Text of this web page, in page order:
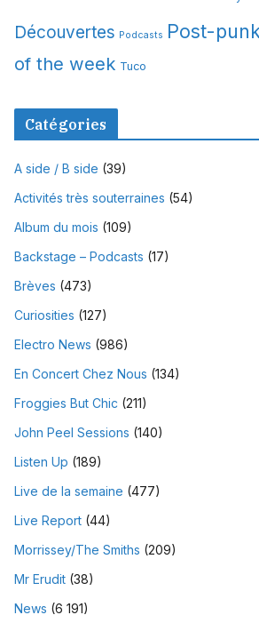
Découvertes Podcasts Post-
of the week Tuco
Catégories
A side / B side (39)
Activités très souterraines (54)
Album du mois (109)
Backstage – Podcasts (17)
Brèves (473)
Curiosities (127)
Electro News (986)
En Concert Chez Nous (134)
Froggies But Chic (211)
John Peel Sessions (140)
Listen Up (189)
Live de la semaine (477)
Live Report (44)
Morrissey/The Smiths (209)
Mr Erudit (38)
News (6 191)